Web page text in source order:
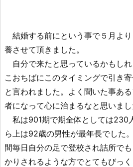
結婚する前にという事で５月よ
養させて頂きました。
自分で来たと思っているかもし
こおちばにこのタイミングで引き
と言われました。よく聞いた事あ
者になって心に治まるなと思いまし
私は901期で期全体としては230
ら上は92歳の男性が最年長でした
間毎日自分の足で登校され詰所で
かりされるような方でとてもびっ